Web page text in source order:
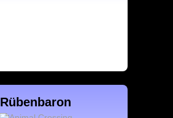
Rübenbaron